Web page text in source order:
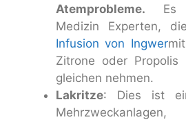
Atemprobleme. Es
Medizin Experten,
Infusion von Ingwer
Zitrone oder Propolis
gleichen nehmen.
Lakritze: Dies ist